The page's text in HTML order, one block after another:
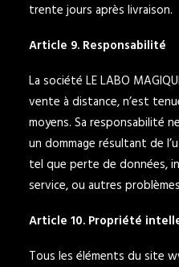
trente jours après livraison.
Article 9. Responsabilité
La société LE LABO
vente à distance, n’est
moyens. Sa responsabilité
un dommage résultant de
tel que perte de données,
service, ou autres
Article 10. Propriété
Tous les éléments du site